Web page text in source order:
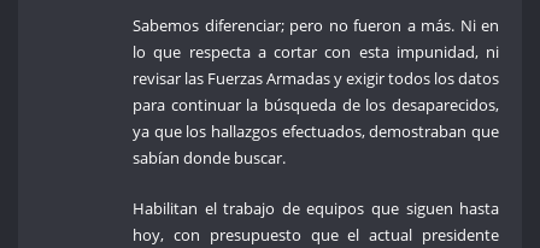
Sabemos diferenciar; pero no fueron a más. Ni en
lo que respecta a cortar con esta impunidad, ni
revisar las Fuerzas Armadas y exigir todos los datos
para continuar la búsqueda de los desaparecidos,
ya que los hallazgos efectuados, demostraban que
sabían donde buscar.
Habilitan el trabajo de equipos que siguen hasta
hoy, con presupuesto que el actual presidente